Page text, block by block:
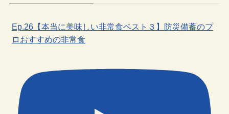
Ep.26【本当に美味しい非常食ベスト３】防災備蓄のプ
ロおすすめの非常食